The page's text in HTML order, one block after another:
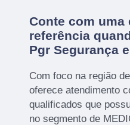
Conte com uma
referência
Pgr Segurança
Com foco na região
oferece atendimento
qualificados que
no segmento de